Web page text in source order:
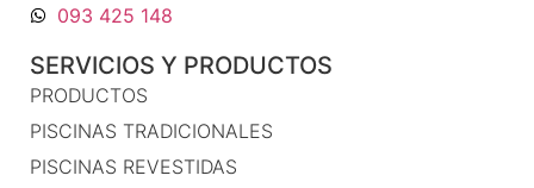
093 425 148
SERVICIOS Y PRODUCTOS
PRODUCTOS
PISCINAS TRADICIONALES
PISCINAS REVESTIDAS